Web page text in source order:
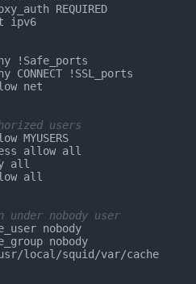
REQUIRED
ipv6
!Safe_ports
CONNECT !SSL_ports
net
users
MYUSERS
allow all
all
all
nobody user
nobody
nobody
local/squid/var/cache